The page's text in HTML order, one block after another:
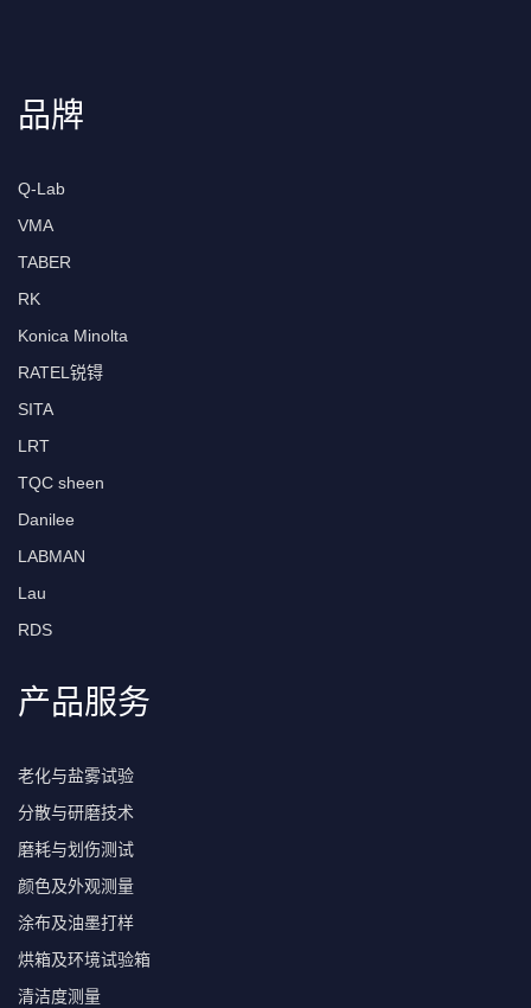
品牌
Q-Lab
VMA
TABER
RK
Konica Minolta
RATEL锐锝
SITA
LRT
TQC sheen
Danilee
LABMAN
Lau
RDS
产品服务
老化与盐雾试验
分散与研磨技术
磨耗与划伤测试
颜色及外观测量
涂布及油墨打样
烘箱及环境试验箱
清洁度测量